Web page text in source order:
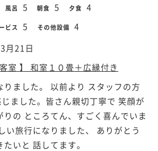
風呂 5 朝食 5 夕食 4
ビス 5 その他設備 4
月21日
客室 】 和室１０畳＋広縁付き
ました。 以前より スタッフの方
ました。皆さん親切丁寧で 笑顔が
の ところてん、すごく喜んでいま
い旅行になりました、 ありがとう
いと 話してます。